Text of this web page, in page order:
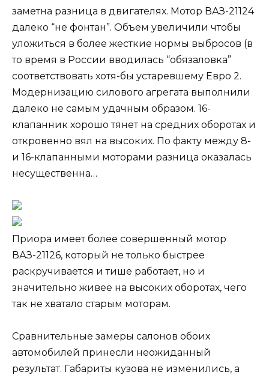
заметна разница в двигателях. Мотор ВАЗ-21124
далеко “не фонтан”. Объем увеличили чтобы
уложиться в более жесткие нормы выбросов (в
то время в России вводилась “обязаловка”
соответствовать хотя-бы устаревшему Евро 2.
Модернизацию силового агрегата выполнили
далеко не самым удачным образом. 16-
клапанник хорошо тянет на средних оборотах и
откровенно вял на высоких. По факту между 8-
и 16-клапанными моторами разница оказалась
несущественна…
Приора имеет более совершенный мотор
ВАЗ-21126, который не только быстрее
раскручивается и тише работает, но и
значительно живее на высоких оборотах, чего
так не хватало старым моторам.
Сравнительные замеры салонов обоих
автомобилей принесли неожиданный
результат. Габариты кузова не изменились, а